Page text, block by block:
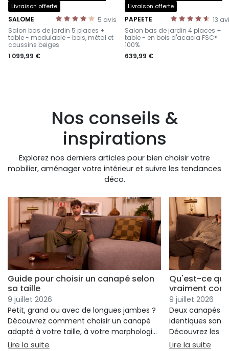
Livraison offerte
5 avis
SALOME
-
Salon bas de jardin 5 places +
table - modulable - bois, métal et
coussins beiges
1 099,99 €
Livraison offerte
13
PAPEETE
-
Salon bas de jardin 4 places +
table - en bois d'acacia FSC®
100%
639,99 €
Nos conseils &
inspirations
Explorez nos derniers articles pour bien choisir votre
mobilier, aménager votre intérieur et suivre les tendances
déco.
Guide pour choisir un canapé selon
sa taille
9 juillet 2026
Petit, grand ou avec de longues jambes ?
Découvrez comment choisir un canapé
adapté à votre taille, à votre morphologie
et à votre confort.
Lire la suite : Guide pour choisir un canapé selon sa taille
Qu'est-ce qui
vraiment
9 juillet 2026
Deux canapés
identiques
Découvrez les
réellement
Lire la suite